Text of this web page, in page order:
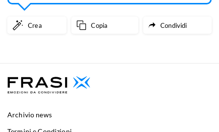
Crea Copia Condividi
Archivio news